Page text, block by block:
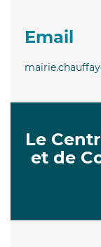
Email
Le
et de